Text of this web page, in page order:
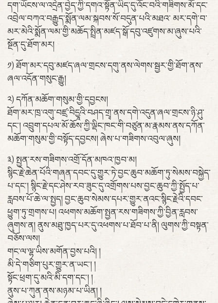
དག་ཡོངས་ལ་འདྲེན་བྱེད་ཀྱི་དགའ་སྟོན་ཡིད་དུ་འོང་བའི་གཟིགས་མོ་དང་
འབྲེལ་བཀའ་བརྒྱུད་སྨོན་ལམ་སྐབས་སོ་བདུན་པའི་མཐའ་ མར་དགེ་བ་
མར་མེའི་སྨོན་ལམ་གྱི་མཆོད་སྤྲིན་མཛད་སྒོ་དབུ་འཛུགས་མ་ཞུས་པའི་
སྔོན་དུ་ཐོག་མར།
༡) ཐོག་མར་དབུ་མཛད་ཞལ་གྲངས་དགུ་ནས་ལེགས་སྦྱར་གྱི་ཐོག་ནས་
ཞལ་འདོན་གསུང་རྒྱུ།
༢) དཀོན་མཆོག་གསུམ་གྱི་དབྱངས།
ཐོག་མར་ཁྲ་འགུ་བཛྲ་བིདྱཱའི་བཤད་གྲྭ་ནས་དགེ་འདུན་ཞལ་གྲངས་ཉི་ཤུ་
དང་། འབྲུག་དཔལ་མོ་ཆོས་ཀྱི་ལྡིང་ཁང་གི་བཙུན་མ་རྣམས་ནས་དཀོན་
མཆོག་གསུམ་གྱི་བསྟོད་དབྱངས། ཞེས་པ་གཟིགས་འབུལ་ཞུས།
༣) སྤྱན་རས་གཟིགས་འགྲོ་དོན་མཁའ་ཁྱབ་མ།
སྙིང་རྗེ་ཆེན་པོའི་གཞན་དབང་དུ་གྱུར་ཏེ་བྱང་ཆུབ་མཆོག་ཏུ་སེམས་བསྐྱེད་
པ་དང་། སྙིང་རྗེ་དང་ཤེས་རབ་ཟུང་དུ་འགྲོགས་པས་བྱང་ཆུབ་ཀྱི་སྤྱོད་པ་
རླབས་པོ་ཆེ་ལ་སྤྱད། བྱང་ཆུབ་སེམས་དཔར་གྱུར་ནའང་སྙིང་རྗེའི་དབང་
ཕྱུག་ཏུ་གྲགས་པ། འཕགས་མཆོག་སྤྱན་རས་གཟིགས་ཀྱི་བྱིན་རླབས་
ཞུགས་ན། ནུས་མཐུ་ཁྱད་པར་དུ་འཕགས་པ་ཐོབ་པ་ནི། ལུགས་ཀྱི་བསྟན་
བཅོས་ལས།
གང་ལ་ལྷ་ཡིས་མགོན་བྱས་པའི། །
མི་དེ་གཅིག་པུར་གྱུར་ན་ཡང་། །
སྟོང་ཕྲག་དུ་མའི་མི་དག་དང་། །
ནུས་པ་ཀུན་ནས་མཉམ་པ་ཡིན། །